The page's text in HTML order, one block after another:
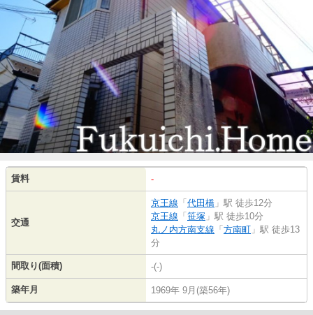
賃料 -
交通
京王線 「 代田橋 」駅 徒歩12分
京王線 「 笹塚 」駅 徒歩10分
丸ノ内方南支線 「 方南町 」駅 徒歩13
分
間取り(面積) -(-)
築年月 1969年 9月(築56年)